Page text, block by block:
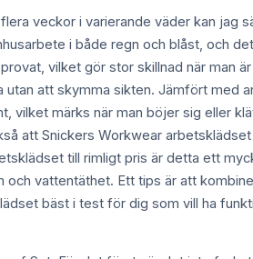
veckor i varierande väder kan jag
i både regn och blåst, och
vilket gör stor skillnad när man
att skymma sikten. Jämfört med
märks när man böjer sig eller
att Snickers Workwear
till rimligt pris är detta ett
vattentäthet. Ett tips är att
bäst i test för dig som vill ha